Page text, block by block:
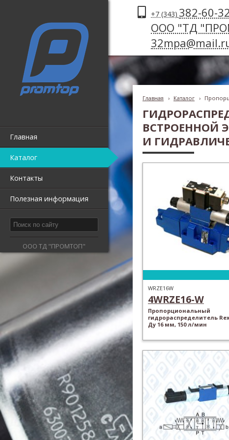
Главная
Каталог
Контакты
Полезная информация
ООО ТД "ПРОМТОП"
+7 (343) 382-60-32
ООО "ТД
Главная › Каталог ›
ВСТРОЕННОЙ
И
WRZE16W
4WRZE16-W
Пропорциональный
гидрораспределитель
Ду 16 мм, 150 л/мин